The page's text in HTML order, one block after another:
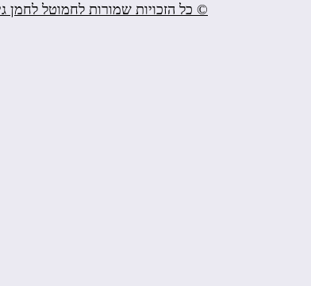
© כל הזכויות שמורות לחמוטל לחמן